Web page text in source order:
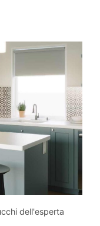
dell'esperta